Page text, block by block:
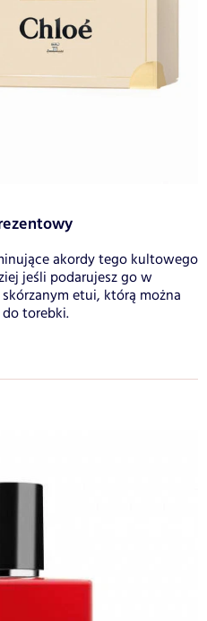
akordy tego kultowego
jeśli podarujesz go w
etui, którą można
torebki.